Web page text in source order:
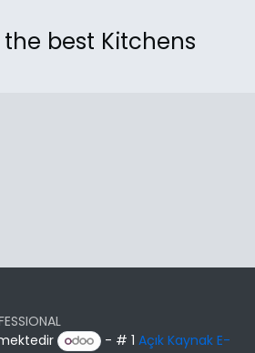
best Kitchens
- # 1Açık Kaynak E-